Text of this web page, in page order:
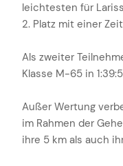
leichtesten für
2. Platz mit einer
Als zweiter
Klasse M-65 in
Außer Wertung
im Rahmen der
ihre 5 km als auch